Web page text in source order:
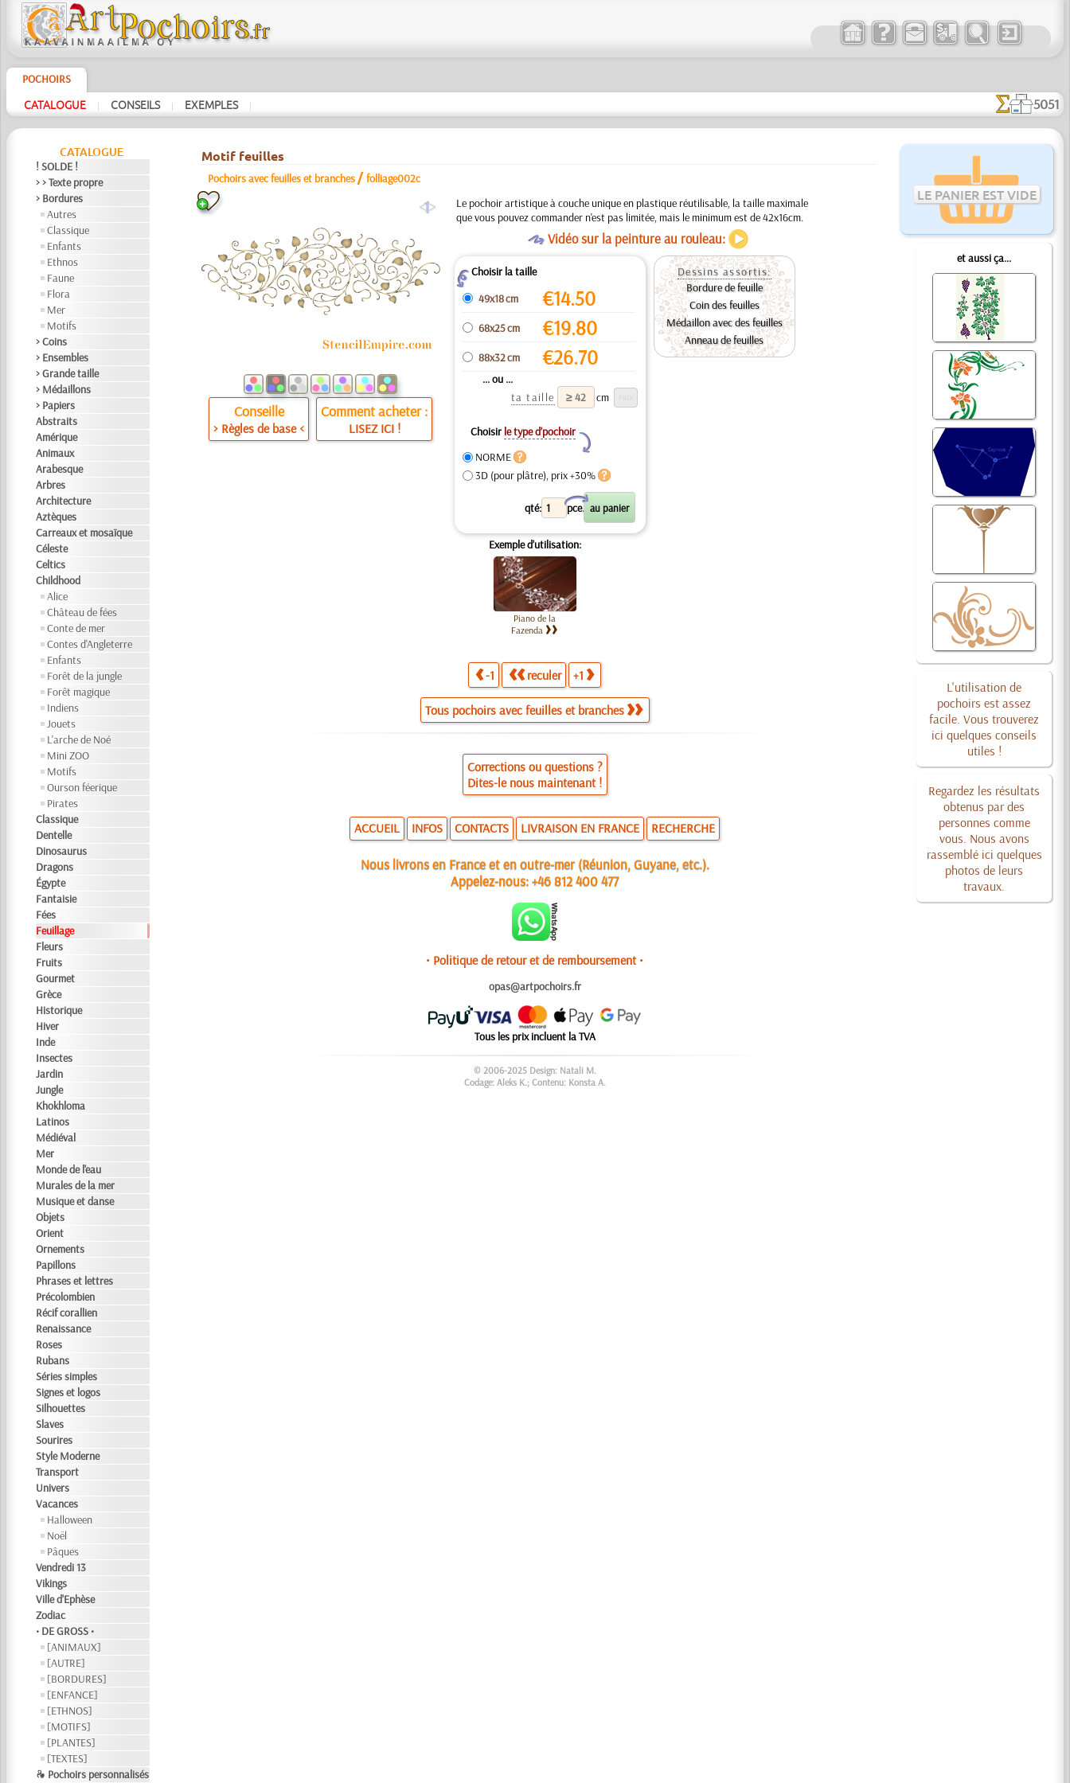
POCHOIRS
CATALOGUE | CONSEILS | EXEMPLES | 5051
CATALOGUE
! SOLDE !
> > Texte propre
> Bordures
Autres
Classique
Enfants
Ethnos
Faune
Flora
Mer
Motifs
> Coins
> Ensembles
> Grande taille
> Médaillons
> Papiers
Abstraits
Amérique
Animaux
Arabesque
Arbres
Architecture
Aztèques
Carreaux et mosaïque
Céleste
Celtics
Childhood
Alice
Château de fées
Conte de mer
Contes d'Angleterre
Enfants
Forêt de la jungle
Forêt magique
Indiens
Jouets
L'arche de Noé
Mini ZOO
Motifs
Ourson féerique
Pirates
Classique
Dentelle
Dinosaurus
Dragons
Égypte
Fantaisie
Fées
Feuillage
Fleurs
Fruits
Gourmet
Grèce
Historique
Hiver
Inde
Insectes
Jardin
Jungle
Khokhloma
Latinos
Médiéval
Mer
Monde de l'eau
Murales de la mer
Musique et danse
Objets
Orient
Ornements
Papillons
Phrases et lettres
Précolombien
Récif corallien
Renaissance
Roses
Rubans
Séries simples
Signes et logos
Silhouettes
Slaves
Sourires
Style Moderne
Transport
Univers
Vacances
Halloween
Noël
Pâques
Vendredi 13
Vikings
Ville d'Ephèse
Zodiac
• DE GROSS •
[ANIMAUX]
[AUTRE]
[BORDURES]
[ENFANCE]
[ETHNOS]
[MOTIFS]
[PLANTES]
[TEXTES]
❧ Pochoirs personnalisés
LE PANIER EST VIDE
et aussi ça...
L'utilisation de
pochoirs est assez
facile. Vous trouverez
ici quelques conseils
utiles !
Regardez les résultats
obtenus par des
personnes comme
vous. Nous avons
rassemblé ici quelques
photos de leurs
travaux.
Motif feuilles
Pochoirs avec feuilles et branches /folliage002c
a
Conseille
> Règles de base <
Comment acheter :
LISEZ ICI !
Le pochoir artistique à couche unique en plastique réutilisable, la taille maximale
que vous pouvez commander n'est pas limitée, mais le minimum est de 42x16cm.
OVidéo sur la peinture au rouleau:
ZChoisir la taille
49x18 cm
€14.50
68x25 cm €19.80
88x32 cm €26.70
... ou ...
ta taille
cm
Choisir le type d’pochoir
Y
NORME
3D (pour plâtre), prix +30%
qté: pce.
X
Dessins assortis:
Bordure de feuille
Coin des feuilles
Médaillon avec des feuilles
Anneau de feuilles
Exemple d’utilisation:
Piano de la
Fazenda
-1 reculer +1
Tous pochoirs avec feuilles et branches
Corrections ou questions ?
Dites-le nous maintenant !
ACCUEIL INFOS CONTACTS LIVRAISON EN FRANCE RECHERCHE
Nous livrons en France et en outre-mer (Réunion, Guyane, etc.).
Appelez-nous:+46 812 400 477
• Politique de retour et de remboursement •
opas@artpochoirs.fr
Tous les prix incluent la TVA
© 2006-2025 Design: Natali M.
Codage: Aleks K.; Contenu: Konsta A.